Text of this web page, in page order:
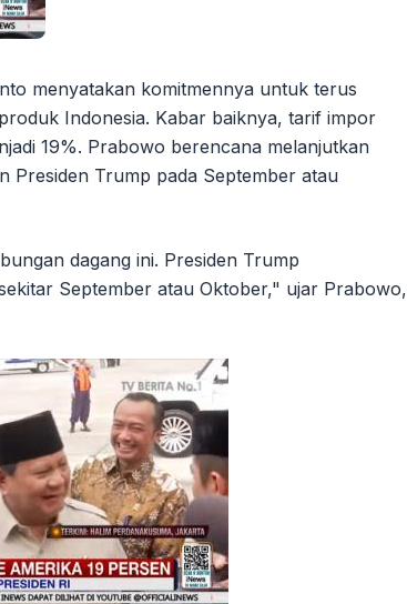
menyatakan komitmennya untuk terus
Indonesia. Kabar baiknya, tarif impor
19%. Prabowo berencana melanjutkan
Presiden Trump pada September atau
dagang ini. Presiden Trump
September atau Oktober," ujar Prabowo,